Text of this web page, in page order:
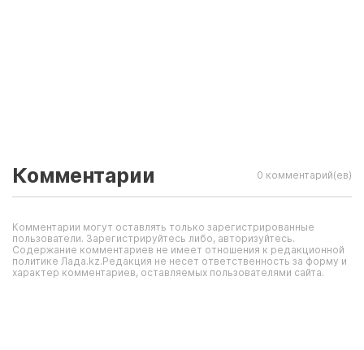
Комментарии 0 комментарий(ев)
Комментарии могут оставлять только зарегистрированные
пользователи. Зарегистрируйтесь либо, авторизуйтесь.
Содержание комментариев не имеет отношения к редакционной
политике Лада.kz.Редакция не несет ответственность за форму и
характер комментариев, оставляемых пользователями сайта.